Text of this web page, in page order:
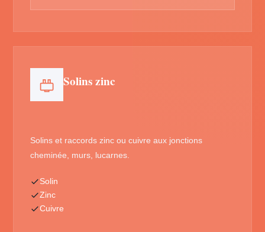
Solins zinc
Solins et raccords zinc ou cuivre aux jonctions
cheminée, murs, lucarnes.
Solin
Zinc
Cuivre